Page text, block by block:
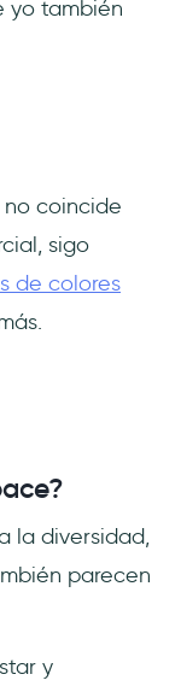
yo también
coincide
sigo
de colores
la diversidad,
parecen
y